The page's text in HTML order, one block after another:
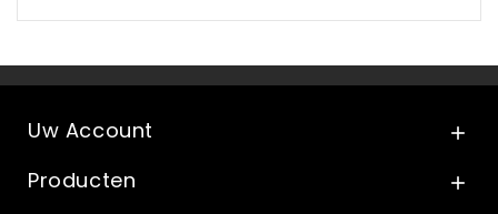
Uw Account 
Producten 